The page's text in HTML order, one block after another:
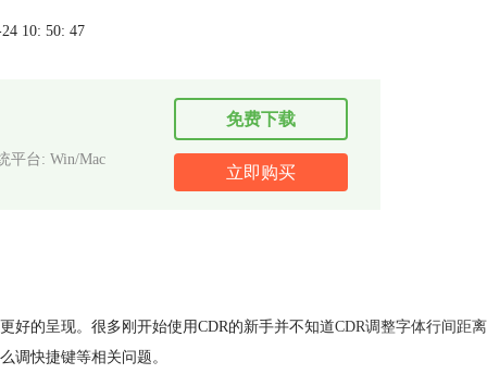
10: 50: 47
平台: Win/Mac
免费下载
立即购买
好的呈现。很多刚开始使用CDR的新手并不知道CDR调整字体行间距离
调快捷键等相关问题。